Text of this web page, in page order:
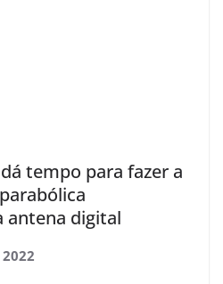
tempo para fazer a
antena digital